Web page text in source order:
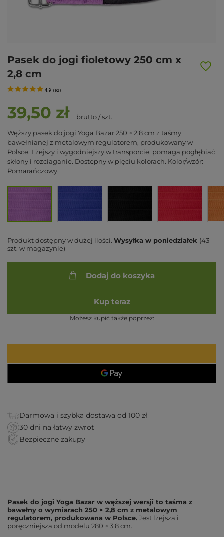
Pasek do jogi fioletowy 250 cm x
2,8 cm
4.9 (92 )
39,50 zł brutto/szt.
Węższy pasek do jogi Yoga Bazar 250 × 2,8 cm z taśmy
bawełnianej z metalowym regulatorem, produkowany w
Polsce. Lżejszy i wygodniejszy w transporcie, pomaga pogłębiać
skłony i rozciąganie. Dostępny w pięciu kolorach. Kolor/wzór:
Pomarańczowy.
Produkt dostępny w dużej ilości Wysyłka w poniedziałek (43
szt. w magazynie)
Dodaj do koszyka
Kup teraz
Możesz kupić także poprzez:
Darmowa i szybka dostawa od 100 zł
30 dni na łatwy zwrot
Bezpieczne zakupy
Pasek do jogi Yoga Bazar w węższej wersji to taśma z
bawełny o wymiarach 250 × 2,8 cm z metalowym
regulatorem, produkowana w Polsce.Jest lżejsza i
poręczniejsza od modelu 280 × 3,8 cm.